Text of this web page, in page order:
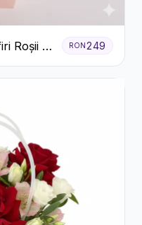
Roșii și
RON249